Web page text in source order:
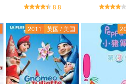
8.8
2011 英国 / 美国